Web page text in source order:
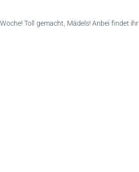
Toll gemacht, Mädels! Anbei findet ihr